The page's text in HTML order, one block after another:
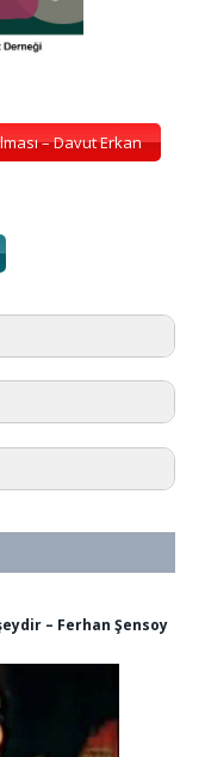
– Davut Erkan
– Ferhan Şensoy